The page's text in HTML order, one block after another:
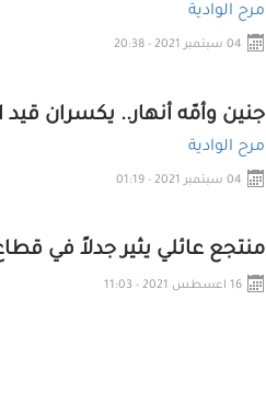
مرح الوادية
04 سبتمبر 2021 - 20:38
جنين وأمّه أنهار.. يكسران قيد
مرح الوادية
04 سبتمبر 2021 - 01:19
منتجع عائلي يثير جدلاً في
16 اعسطس 2021 - 11:03